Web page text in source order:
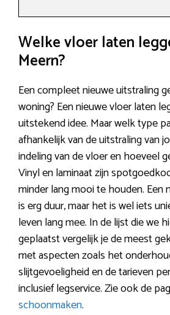
Welke vloer laten
Meern?
Een compleet nieuwe uitstraling
woning? Een nieuwe vloer laten
uitstekend idee. Maar welk type
afhankelijk van de uitstraling van
indeling van de vloer en hoeveel
Vinyl en laminaat zijn
minder lang mooi te houden. Een
is erg duur, maar het is wel iets
leven lang mee. In de lijst die we
geplaatst vergelijk je de meest
met aspecten zoals het
slijtgevoeligheid en de tarieven
inclusief legservice. Zie ook de
schoonmaken.